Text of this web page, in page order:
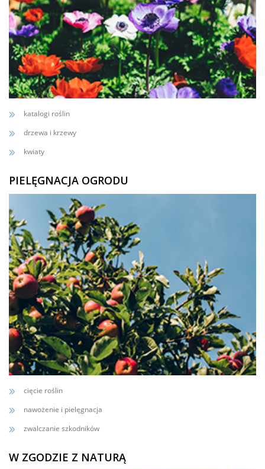
katalogi roślin
drzewa i krzewy
kwiaty
PIELĘGNACJA OGRODU
cięcie roślin
nawożenie i pielęgnacja
zwalczanie szkodników
W ZGODZIE Z NATURĄ